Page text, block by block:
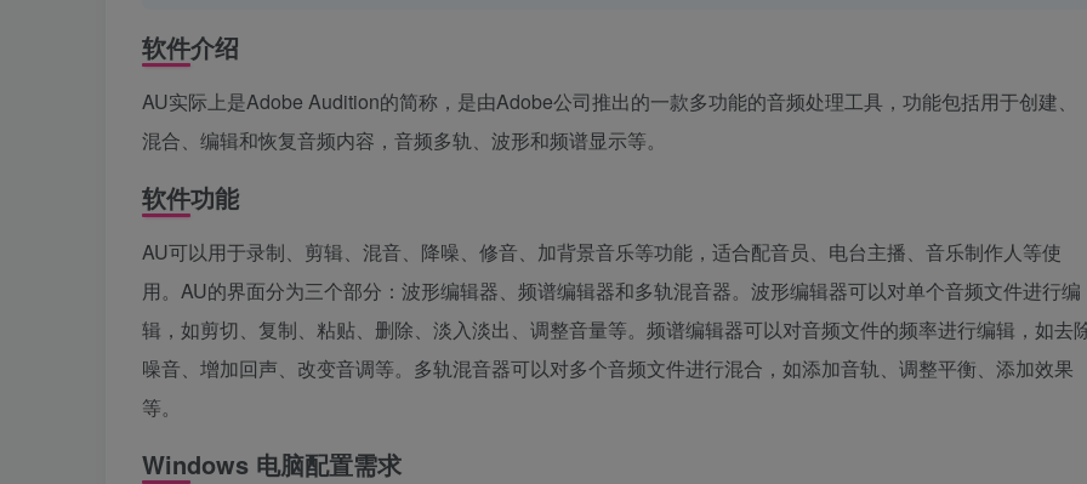
软件介绍
AU实际上是Adobe Audition的简称，是由Adobe公司推出的一款多功能的音频处理工具，功能包括用于创建、
混合、编辑和恢复音频内容，音频多轨、波形和频谱显示等。
软件功能
AU可以用于录制、剪辑、混音、降噪、修音、加背景音乐等功能，适合配音员、电台主播、音乐制作人等使
用。AU的界面分为三个部分：波形编辑器、频谱编辑器和多轨混音器。波形编辑器可以对单个音频文件进行编
辑，如剪切、复制、粘贴、删除、淡入淡出、调整音量等。频谱编辑器可以对音频文件的频率进行编辑，如去
噪音、增加回声、改变音调等。多轨混音器可以对多个音频文件进行混合，如添加音轨、调整平衡、添加效果
等。
Windows 电脑配置需求